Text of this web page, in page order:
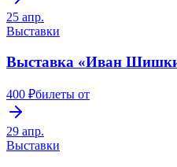
25 апр.
Выставки
Выставка «Иван
400 ₽билеты от
29 апр.
Выставки